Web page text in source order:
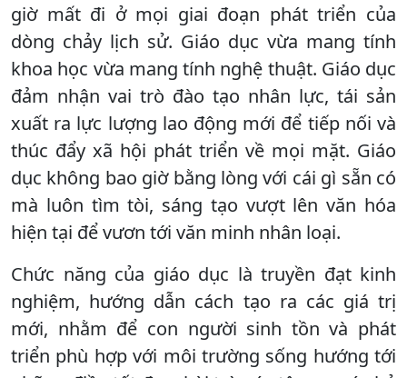
giờ mất đi ở mọi giai đoạn phát triển của
dòng chảy lịch sử. Giáo dục vừa mang tính
khoa học vừa mang tính nghệ thuật. Giáo dục
đảm nhận vai trò đào tạo nhân lực, tái sản
xuất ra lực lượng lao động mới để tiếp nối và
thúc đẩy xã hội phát triển về mọi mặt. Giáo
dục không bao giờ bằng lòng với cái gì sẵn có
mà luôn tìm tòi, sáng tạo vượt lên văn hóa
hiện tại để vươn tới văn minh nhân loại.
Chức năng của giáo dục là truyền đạt kinh
nghiệm, hướng dẫn cách tạo ra các giá trị
mới, nhằm để con người sinh tồn và phát
triển phù hợp với môi trường sống hướng tới